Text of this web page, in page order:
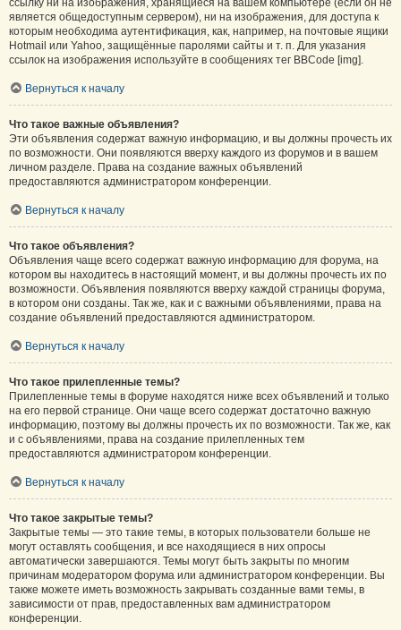
ссылку ни на изображения, хранящиеся на вашем компьютере (если он не
является общедоступным сервером), ни на изображения, для доступа к
которым необходима аутентификация, как, например, на почтовые ящики
Hotmail или Yahoo, защищённые паролями сайты и т. п. Для указания
ссылок на изображения используйте в сообщениях тег BBCode [img].
Вернуться к началу
Что такое важные объявления?
Эти объявления содержат важную информацию, и вы должны прочесть их
по возможности. Они появляются вверху каждого из форумов и в вашем
личном разделе. Права на создание важных объявлений
предоставляются администратором конференции.
Вернуться к началу
Что такое объявления?
Объявления чаще всего содержат важную информацию для форума, на
котором вы находитесь в настоящий момент, и вы должны прочесть их по
возможности. Объявления появляются вверху каждой страницы форума,
в котором они созданы. Так же, как и с важными объявлениями, права на
создание объявлений предоставляются администратором.
Вернуться к началу
Что такое прилепленные темы?
Прилепленные темы в форуме находятся ниже всех объявлений и только
на его первой странице. Они чаще всего содержат достаточно важную
информацию, поэтому вы должны прочесть их по возможности. Так же, как
и с объявлениями, права на создание прилепленных тем
предоставляются администратором конференции.
Вернуться к началу
Что такое закрытые темы?
Закрытые темы — это такие темы, в которых пользователи больше не
могут оставлять сообщения, и все находящиеся в них опросы
автоматически завершаются. Темы могут быть закрыты по многим
причинам модератором форума или администратором конференции. Вы
также можете иметь возможность закрывать созданные вами темы, в
зависимости от прав, предоставленных вам администратором
конференции.